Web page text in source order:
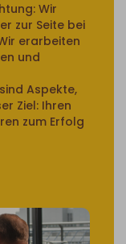
Wir
zur Seite bei
erarbeiten
und
Aspekte,
Ziel: Ihren
zum Erfolg